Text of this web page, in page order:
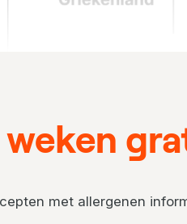
weken
met allergenen